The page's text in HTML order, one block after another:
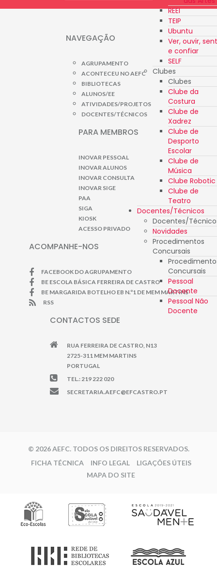
REEI
TEIP
Ubuntu
Ver, ouvir,
e confiar
SELF
Clubes
Clubes
Clube da
Costura
Clube de
Xadrez
Clube de
Desporto
Escolar
Clube de
Música
Clube Robotic
Clube de
Teatro
Docentes/Técnicos
Docentes/
Novidades
Procedimentos
Concursais
Concursais
Pessoal
Docente
Pessoal Não
Docente
NAVEGAÇÃO
AGRUPAMENTO
ACONTECEU NO AEFC
BIBLIOTECAS
ALUNOS/EE
ATIVIDADES/PROJETOS
DOCENTES/TÉCNICOS
PARA MEMBROS
INOVAR PESSOAL
INOVAR ALUNOS
INOVAR CONSULTA
INOVAR SIGE
PAA
SIGA
KIOSK
ACESSO PRIVADO
ACOMPANHE-NOS
FACEBOOK DO AGRUPAMENTO
BE ESCOLA BÁSICA FERREIRA DE CASTRO
BE MARGARIDA BOTELHO EB N.º1 DE MEM MARTINS
RSS
CONTACTOS SEDE
RUA FERREIRA DE CASTRO, N13
2725-311 MEM MARTINS
PORTUGAL
TEL.: 219 222 020
SECRETARIA.AEFC@EFCASTRO.PT
© 2026 AEFC. TODOS OS DIREITOS RESERVADOS.
FICHA TÉCNICA
INFO LEGAL
LIGAÇÕES ÚTEIS
MAPA DO SITE